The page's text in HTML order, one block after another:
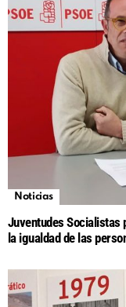
Noticias
Juventudes Socialistas
la igualdad de las